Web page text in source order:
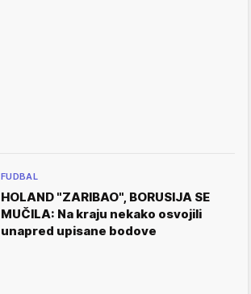
FUDBAL
HOLAND "ZARIBAO", BORUSIJA SE
MUČILA: Na kraju nekako osvojili
unapred upisane bodove